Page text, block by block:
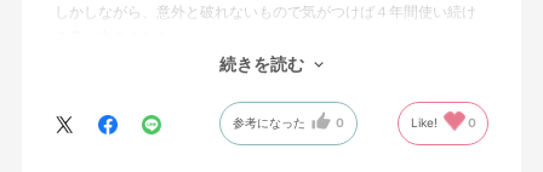
しかしながら、意外と破れないもので気がつけば４年間使い続け
流石にボロボロになってきたので、今年は新調しました。
続きを読む
参考になった 0 Like! 0